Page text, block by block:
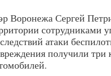
Воронежа Сергей
сотрудниками
атаки
получили три